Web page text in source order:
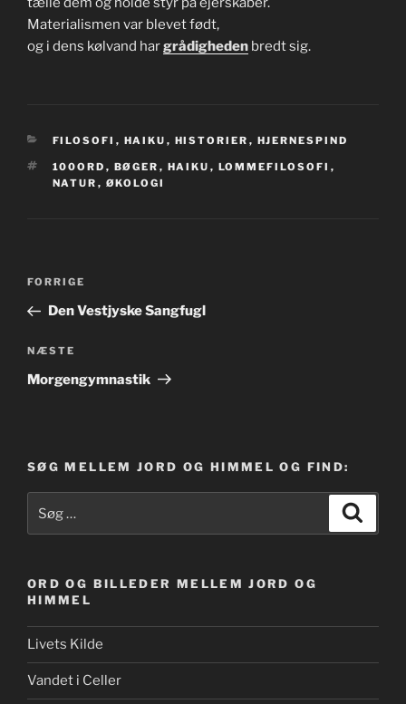
Materialismen var blevet født,
og i dens kølvand hargrådigheden bredt sig.
KATEGORIER
FILOSOFI , HAIKU , HISTORIER , HJERNESPIND
TAGS
100ORD , BØGER , HAIKU , LOMMEFILOSOFI ,
NATUR , ØKOLOGI
Indlægsnavigation
Forrige
indlæg
FORRIGE
Den Vestjyske Sangfugl
Næste
indlæg
NÆSTE
Morgengymnastik
SØG MELLEM JORD OG HIMMEL OG FIND:
efter:
ORD OG BILLEDER MELLEM JORD OG
HIMMEL
Livets Kilde
Vandet i Celler